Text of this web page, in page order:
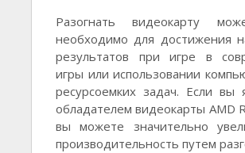
Разогнать видеокарту
необходимо для достижения
результатов при игре в
игры или использовании
ресурсоемких задач. Если вы
обладателем видеокарты AMD
вы можете значительно
производительность путем